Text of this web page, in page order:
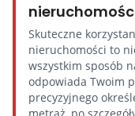
Skuteczne
nieruchomości to
wszystkim sposób
odpowiada Twoim
precyzyjnego